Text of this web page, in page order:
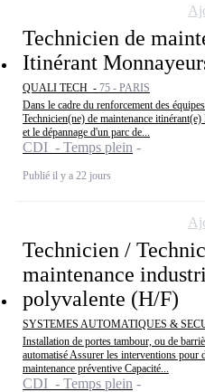
Technicien de
Itinérant
QUALI TECH - 75 - PARIS
Dans le cadre du renforcement des
Technicien(ne) de maintenance
et le dépannage d'un parc de...
CDI - Temps plein
Publié il y a 22 jours
Technicien /
maintenance
polyvalente (H/F)
SYSTEMES AUTOMATIQUES &
Installation de portes tambour, ou de
automatisé Assurer les interventions pour
maintenance préventive Capacité...
CDI - Temps plein